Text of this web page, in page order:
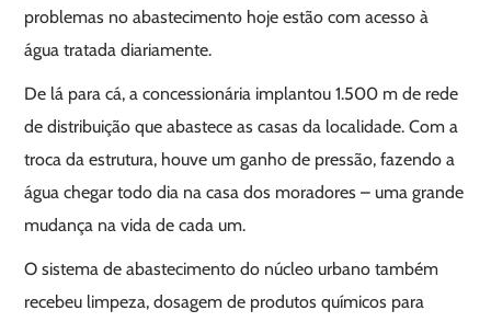
problemas no abastecimento hoje estão com acesso à
água tratada diariamente.
De lá para cá, a concessionária implantou 1.500 m de rede
de distribuição que abastece as casas da localidade. Com a
troca da estrutura, houve um ganho de pressão, fazendo a
água chegar todo dia na casa dos moradores – uma grande
mudança na vida de cada um.
O sistema de abastecimento do núcleo urbano também
recebeu limpeza, dosagem de produtos químicos para